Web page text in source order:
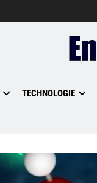
TECHNOLOGIE